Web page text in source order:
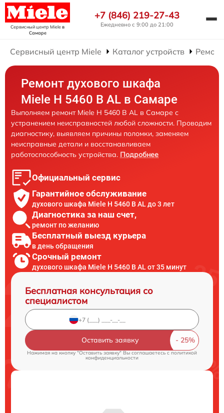
Сервисный центр Mieleв
Самаре
+7 (846) 219-27-43
Ежедневно с 9:00 до 21:00
Сервисный центр Miele Каталог устройств
Ремонт духового шкафа
Miele H 5460 B AL в Самаре
Выполняем ремонт Miele H 5460 B AL в Самаре с
устранением неисправностей любой сложности. Проводим
диагностику, выявляем причины поломки, заменяем
неисправные детали и восстанавливаем
работоспособность устройства. Подробнее
Официальный сервис
Гарантийное обслуживание
духового шкафа Miele H 5460 B AL до 3 лет
Диагностика за наш счет,
ремонт по желанию
Бесплатный выезд курьера
в день обращения
Срочный ремонт
духового шкафа Miele H 5460 B AL от 35 минут
Бесплатная консультация со
специалистом
Оставить заявку
Нажимая на кнопку "Оставить заявку" Вы соглашаетесь cполитикой
конфиденциальности